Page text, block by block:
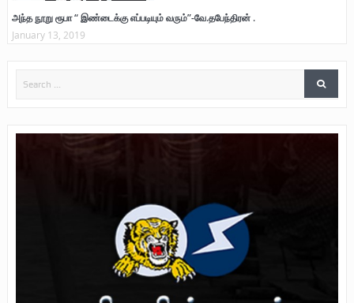
அந்த நூறு ரூபா “ இண்டைக்கு எப்படியும் வரும்”-வே.தபேந்திரன் .
January 13, 2019